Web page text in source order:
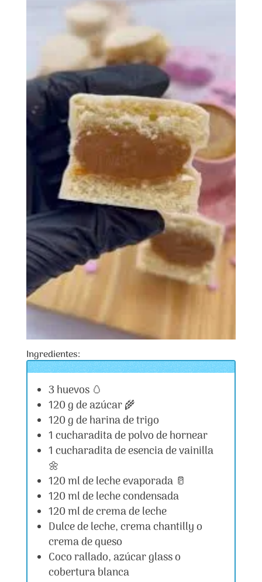
Ingredientes:
3 huevos 🥚
120 g de azúcar 🌾
120 g de harina de trigo
1 cucharadita de polvo de hornear
1 cucharadita de esencia de vainilla
🌼
120 ml de leche evaporada 🥛
120 ml de leche condensada
120 ml de crema de leche
Dulce de leche, crema chantilly o
crema de queso
Coco rallado, azúcar glass o
cobertura blanca